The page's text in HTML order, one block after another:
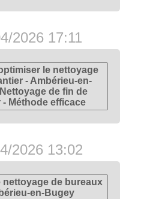
2026 17:11
le nettoyage
- Ambérieu-en-
de fin de
Méthode efficace
2026 13:02
nettoyage de bureaux
en-Bugey